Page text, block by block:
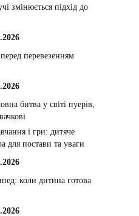
змінюється підхід до
перевезенням
битва у світі пуерів,
і гри: дитяче
для постави та уваги
коли дитина готова